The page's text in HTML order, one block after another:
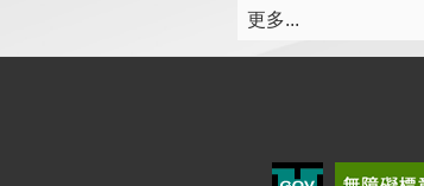
更多...